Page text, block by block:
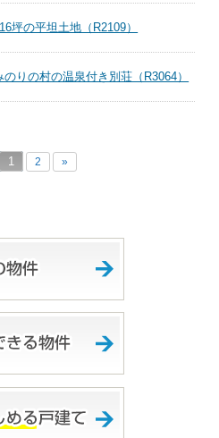
の平坦土地（R2109）
りの村の温泉付き別荘（R3064）
1 2 »